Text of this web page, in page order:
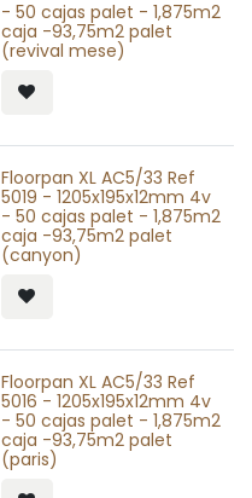
- 50 cajas palet - 1,875m2
caja -93,75m2 palet
(revival mese)
Floorpan XL AC5/33 Ref
5019 - 1205x195x12mm 4v
- 50 cajas palet - 1,875m2
caja -93,75m2 palet
(canyon)
Floorpan XL AC5/33 Ref
5016 - 1205x195x12mm 4v
- 50 cajas palet - 1,875m2
caja -93,75m2 palet
(paris)